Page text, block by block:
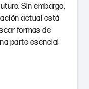
Sin embargo,
actual está
formas de
parte esencial